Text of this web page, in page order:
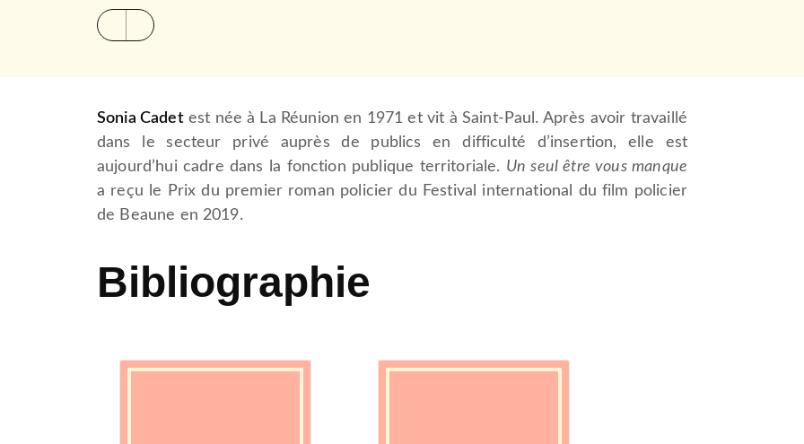
Sonia Cadetest née à La Réunion en 1971 et vit à Saint-Paul. Après avoir travaillé
dans le secteur privé auprès de publics en difficulté d’insertion, elle est
aujourd’hui cadre dans la fonction publique territoriale. Un seul être vous manque
a reçu le Prix du premier roman policier du Festival international du film policier
de Beaune en 2019.
Bibliographie